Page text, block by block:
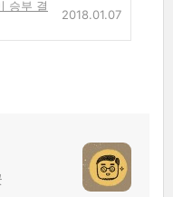
승부 결
2018.01.07